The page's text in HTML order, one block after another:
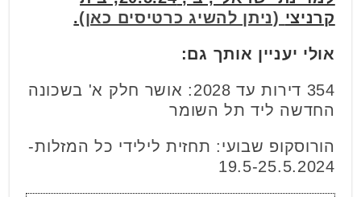
קרניצי (ניתן להשיג כרטיסים כאן).
אולי יעניין אותך גם:
354 דירות עד 2028: אושר חלק א' בשכונה
החדשה ליד תל השומר
הורוסקופ שבועי: תחזית לילידי כל המזלות-
19.5-25.5.2024